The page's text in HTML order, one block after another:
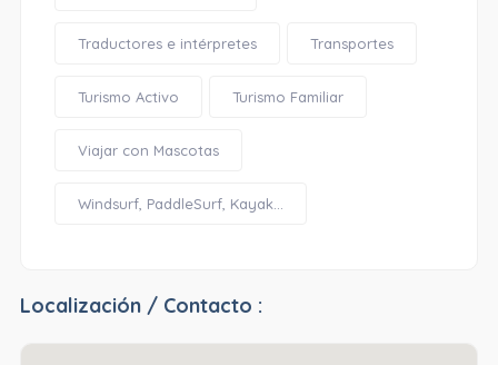
Traductores e intérpretes Transportes
Turismo Activo Turismo Familiar
Viajar con Mascotas
Windsurf, PaddleSurf, Kayak...
Localización / Contacto :